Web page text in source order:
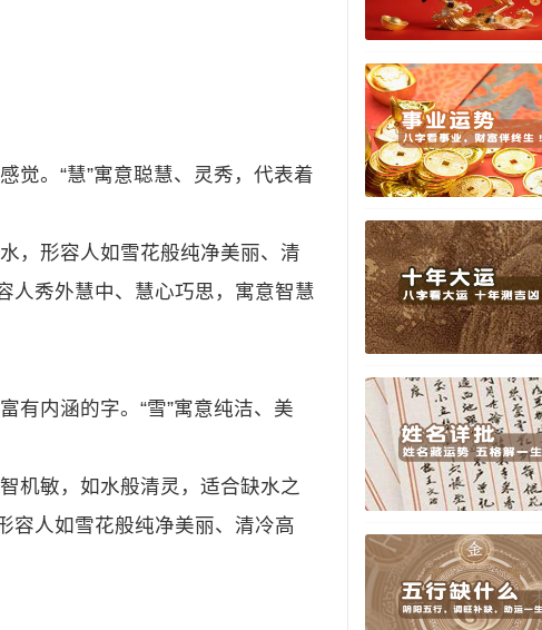
觉。“慧”寓意聪慧、灵秀，代表着
，形容人如雪花般纯净美丽、清
人秀外慧中、慧心巧思，寓意智慧
有内涵的字。“雪”寓意纯洁、美
机敏，如水般清灵，适合缺水之
容人如雪花般纯净美丽、清冷高